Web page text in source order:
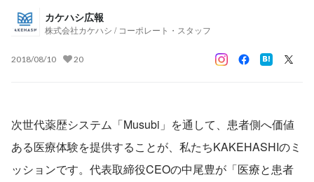
カケハシ広報
株式会社カケハシ / コーポレート・スタッフ
2018/08/10 20
次世代薬歴システム「Musubi」を通して、患者側へ価値
ある医療体験を提供することが、私たちKAKEHASHIのミ
ッションです。代表取締役CEOの中尾豊が「医療と患者